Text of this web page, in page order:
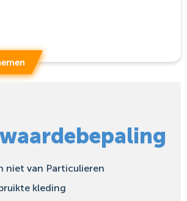
niet van Particulieren
kleding